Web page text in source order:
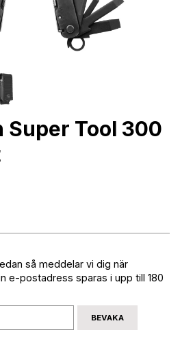
Super Tool 300
så meddelar vi dig när
e-postadress sparas i upp till 180
BEVAKA